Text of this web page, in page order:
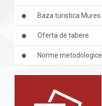
Baza turistica Mures
Oferta de tabere
Norme metodologice